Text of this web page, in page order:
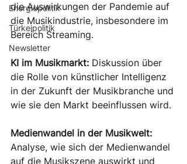
Energiepolitik
Türkeipolitik
Newsletter
die Auswirkungen der Pandemie auf
die Musikindustrie, insbesondere im
Bereich Streaming.
KI im Musikmarkt: Diskussion über
die Rolle von künstlicher Intelligenz
in der Zukunft der Musikbranche und
wie sie den Markt beeinflussen wird.
Medienwandel in der Musikwelt:
Analyse, wie sich der Medienwandel
auf die Musikszene auswirkt und